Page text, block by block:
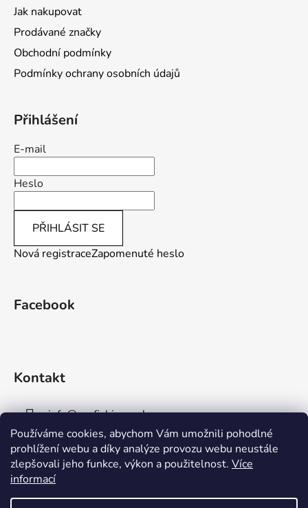
Používáme cookies, abychom Vám umožnili pohodlné
prohlížení webu a díky analýze provozu webu neustále
zlepšovali jeho funkce, výkon a použitelnost. Více
informací
Jak nakupovat
Prodávané značky
Obchodní podmínky
Podmínky ochrany osobních údajů
Přihlášení
E-mail
Heslo
PŘIHLÁSIT SE
Nová registraceZapomenuté heslo
Facebook
Kontakt
info@aaafishingpraha.cz
778 011 878